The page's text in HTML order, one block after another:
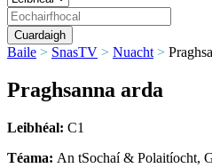
Baile > SnasTV > Nuacht >
Praghsanna arda
Leibhéal: C1
Téama: An tSochaí & Polaitíocht,